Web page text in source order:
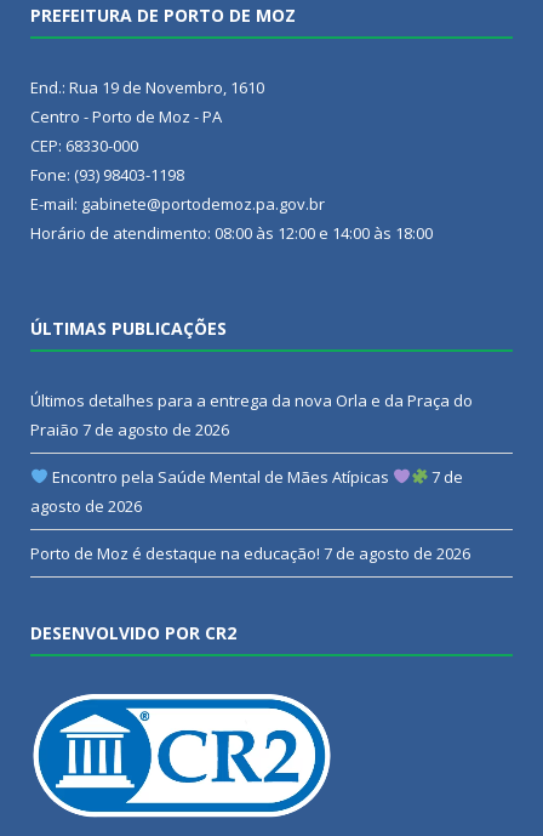
PREFEITURA DE PORTO DE MOZ
End.: Rua 19 de Novembro, 1610
Centro - Porto de Moz - PA
CEP: 68330-000
Fone: (93) 98403-1198
E-mail: gabinete@portodemoz.pa.gov.br
Horário de atendimento: 08:00 às 12:00 e 14:00 às 18:00
ÚLTIMAS PUBLICAÇÕES
Últimos detalhes para a entrega da nova Orla e da Praça do
Praião 7 de agosto de 2026
Encontro pela Saúde Mental de Mães Atípicas
7 de
agosto de 2026
Porto de Moz é destaque na educação! 7 de agosto de 2026
DESENVOLVIDO POR CR2